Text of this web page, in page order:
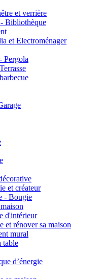
et verrière
Bibliothèque
et Electroménager
Pergola
et créateur
- Bougie
d'intérieur
et rénover sa maison
mural
table
d’énergie